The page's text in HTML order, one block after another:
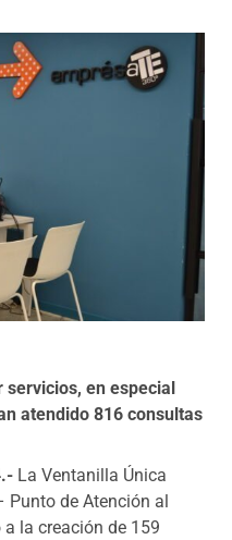
servicios, en especial
atendido 816 consultas
La Ventanilla Única
Punto de Atención al
la creación de 159